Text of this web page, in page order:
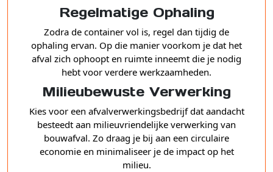
Regelmatige Ophaling
Zodra de container vol is, regel dan tijdig de
ophaling ervan. Op die manier voorkom je dat het
afval zich ophoopt en ruimte inneemt die je nodig
hebt voor verdere werkzaamheden.
Milieubewuste Verwerking
Kies voor een afvalverwerkingsbedrijf dat aandacht
besteedt aan milieuvriendelijke verwerking van
bouwafval. Zo draag je bij aan een circulaire
economie en minimaliseer je de impact op het
milieu.